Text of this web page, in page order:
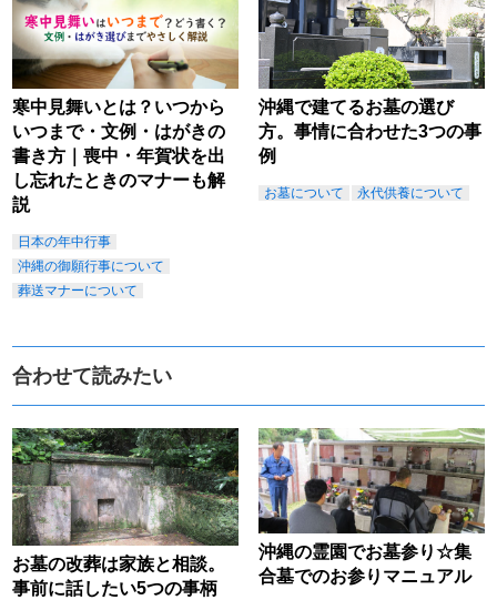
寒中見舞いとは？いつから
いつまで・文例・はがきの
書き方｜喪中・年賀状を出
し忘れたときのマナーも解
説
日本の年中行事
沖縄の御願行事について
葬送マナーについて
沖縄で建てるお墓の選び
方。事情に合わせた3つの事
例
お墓について 永代供養について
合わせて読みたい
お墓の改葬は家族と相談。
事前に話したい5つの事柄
沖縄の霊園でお墓参り☆集
合墓でのお参りマニュアル